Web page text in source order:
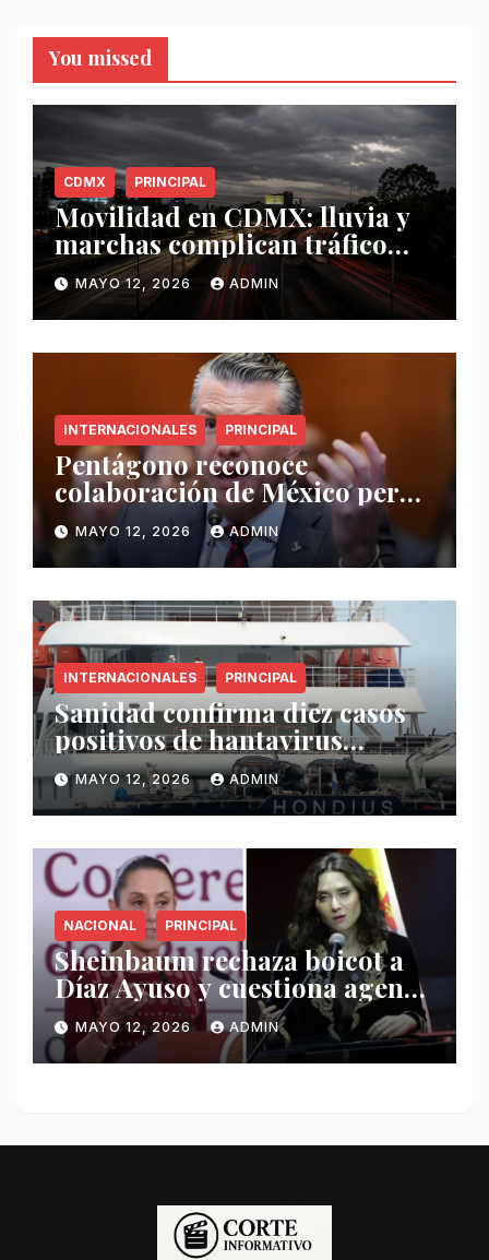
You missed
CDMX PRINCIPAL
Movilidad en CDMX: lluvia y
marchas complican tráfico
este 12 de mayo
MAYO 12, 2026 ADMIN
INTERNACIONALES PRINCIPAL
Pentágono reconoce
colaboración de México pero
exige mayor operatividad
antidrogas
MAYO 12, 2026 ADMIN
INTERNACIONALES PRINCIPAL
Sanidad confirma diez casos
positivos de hantavirus
vinculados al crucero MV
Hondius
MAYO 12, 2026 ADMIN
NACIONAL PRINCIPAL
Sheinbaum rechaza boicot a
Díaz Ayuso y cuestiona agenda
de funcionaria española
MAYO 12, 2026 ADMIN